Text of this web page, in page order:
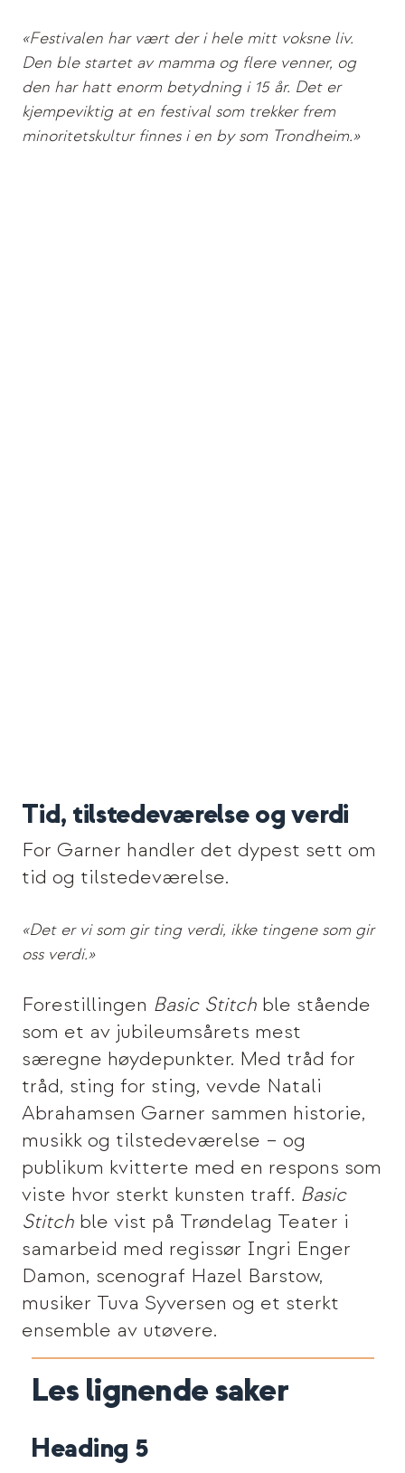
«Festivalen har vært der i hele mitt voksne liv.
Den ble startet av mamma og flere venner, og
den har hatt enorm betydning i 15 år. Det er
kjempeviktig at en festival som trekker frem
minoritetskultur finnes i en by som Trondheim.»
Tid, tilstedeværelse og verdi
For Garner handler det dypest sett om
tid og tilstedeværelse.
«Det er vi som gir ting verdi, ikke tingene som gir
oss verdi.»
Forestillingen Basic Stitchble stående
som et av jubileumsårets mest
særegne høydepunkter. Med tråd for
tråd, sting for sting, vevde Natali
Abrahamsen Garner sammen historie,
musikk og tilstedeværelse – og
publikum kvitterte med en respons som
viste hvor sterkt kunsten traff. Basic
Stitchble vist på Trøndelag Teater i
samarbeid med regissør Ingri Enger
Damon, scenograf Hazel Barstow,
musiker Tuva Syversen og et sterkt
ensemble av utøvere.
Les lignende saker
Heading 5